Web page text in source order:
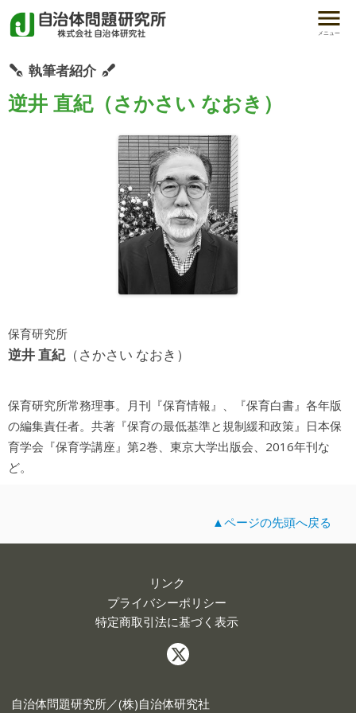
メニュー
執筆者紹介
逆井 直紀（さかさい なおき）
保育研究所
逆井 直紀（さかさい なおき）
保育研究所常務理事。月刊『保育情報』、『保育白書』各年版
の編集責任者。共著『保育の最低基準と規制緩和政策』日本保
育学会『保育学講座』第2巻、東京大学出版会、2016年刊な
ど。
▲ページの先頭へ戻る
リンク
プライバシーポリシー
特定商取引法に基づく表示
自治体問題研究所／(株)自治体研究社